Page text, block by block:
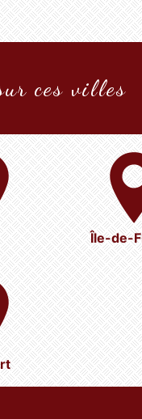
ces villes
Île-de-